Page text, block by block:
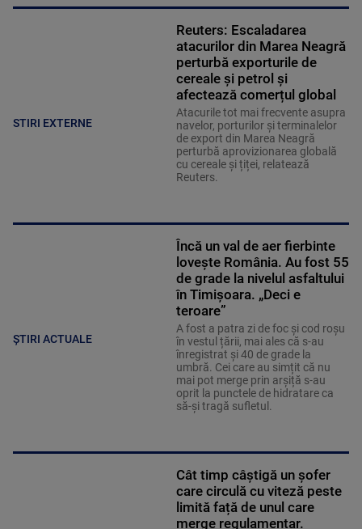
STIRI EXTERNE
Reuters: Escaladarea
atacurilor din Marea Neagră
perturbă exporturile de
cereale și petrol și
afectează comerțul global
Atacurile tot mai frecvente asupra
navelor, porturilor și terminalelor
de export din Marea Neagră
perturbă aprovizionarea globală
cu cereale și țiței, relatează
Reuters.
ȘTIRI ACTUALE
Încă un val de aer fierbinte
lovește România. Au fost 55
de grade la nivelul asfaltului
în Timișoara. „Deci e
teroare”
A fost a patra zi de foc și cod roșu
în vestul țării, mai ales că s-au
înregistrat și 40 de grade la
umbră. Cei care au simțit că nu
mai pot merge prin arșiță s-au
oprit la punctele de hidratare ca
să-și tragă sufletul.
Cât timp câștigă un șofer
care circulă cu viteză peste
limită față de unul care
merge regulamentar.